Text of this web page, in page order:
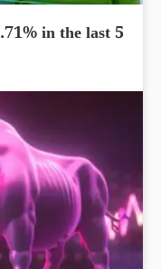
in the last 5